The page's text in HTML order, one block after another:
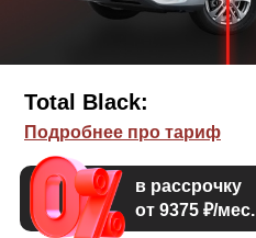
Подробнее про тариф
Total Black:
в рассрочку
от 9375 ₽/мес.